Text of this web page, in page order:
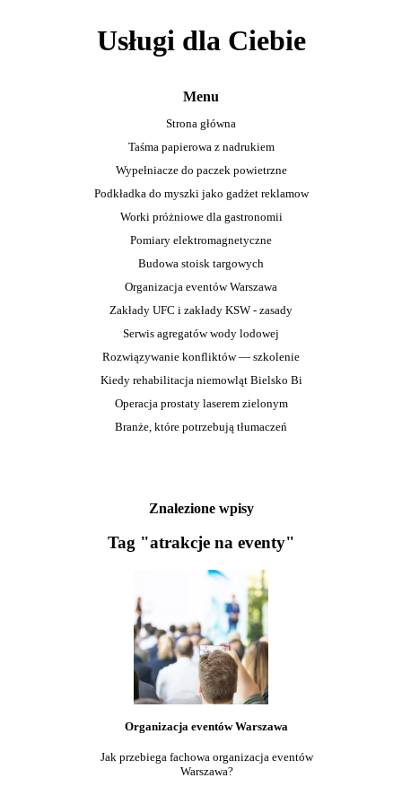
Usługi dla Ciebie
Menu
Strona główna
Taśma papierowa z nadrukiem
Wypełniacze do paczek powietrzne
Podkładka do myszki jako gadżet reklamow
Worki próżniowe dla gastronomii
Pomiary elektromagnetyczne
Budowa stoisk targowych
Organizacja eventów Warszawa
Zakłady UFC i zakłady KSW - zasady
Serwis agregatów wody lodowej
Rozwiązywanie konfliktów — szkolenie
Kiedy rehabilitacja niemowląt Bielsko Bi
Operacja prostaty laserem zielonym
Branże, które potrzebują tłumaczeń
Znalezione wpisy
Tag "atrakcje na eventy"
Organizacja eventów Warszawa
Jak przebiega fachowa organizacja eventów
Warszawa?